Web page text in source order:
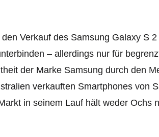
Verkauf des Samsung Galaxy S
– allerdings nur für
der Marke Samsung durch den
verkauften Smartphones von
in seinem Lauf hält weder Ochs